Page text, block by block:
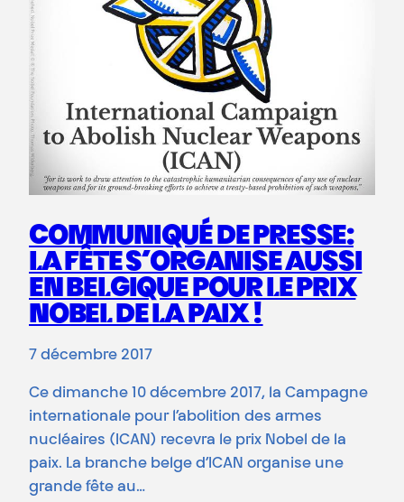
COMMUNIQUÉ DE PRESSE:
LA FÊTE S’ORGANISE AUSSI
EN BELGIQUE POUR LE PRIX
NOBEL DE LA PAIX !
7 décembre 2017
Ce dimanche 10 décembre 2017, la Campagne
internationale pour l’abolition des armes
nucléaires (ICAN) recevra le prix Nobel de la
paix. La branche belge d’ICAN organise une
grande fête au…